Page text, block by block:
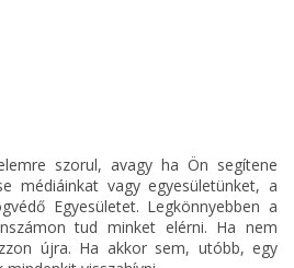
szorul, avagy ha Ön segítene
médiáinkat vagy egyesületünket, a
Egyesületet. Legkönnyebben a
tud minket elérni. Ha nem
újra. Ha akkor sem, utóbb, egy